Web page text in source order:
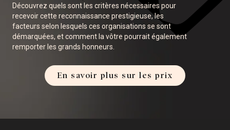
Découvrez quels sont les critères nécessaires pour
recevoir cette reconnaissance prestigieuse, les
facteurs selon lesquels ces organisations se sont
démarquées, et comment la vôtre pourrait également
remporter les grands honneurs.
En savoir plus sur les prix